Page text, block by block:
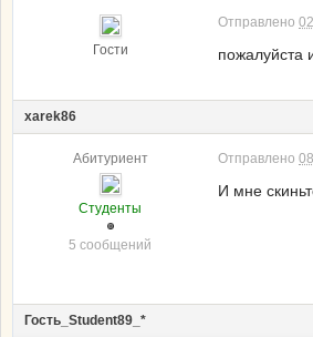
Гости
Отправлено
xarek86
Абитуриент
Студенты
5 сообщений
Отправлено
И мне
Гость_Student89_*